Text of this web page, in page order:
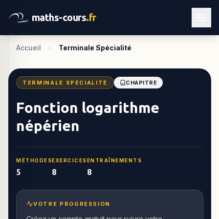
maths-cours.fr
Accueil Terminale Spécialité
TERMINALE SPÉCIALITÉ CHAPITRE
Fonction logarithme
népérien
MÉTHODES
5
EXERCICES
8
ENTRAÎNEMENTS
8
VOTRE PROGRESSION